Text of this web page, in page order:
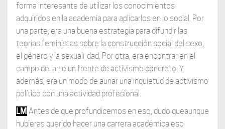
forma interesante de utilizar los conocimientos
adquiridos en la academia para aplicarlos en lo social. Por
una parte, era una buena estrategia para difundir las
teorías feministas sobre la construcción social del sexo,
el género y la sexuali-dad. Por otra, era encontrar en el
campo del arte un frente de activismo concreto. Y
además, era un modo de aunar una inquietud de activismo
político con una actividad profesional.
LM Antes de que profundicemos en eso, dudo queaunque
hubieras querido hacer una carrera académica eso